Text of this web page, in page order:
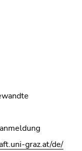
graz.at/de/